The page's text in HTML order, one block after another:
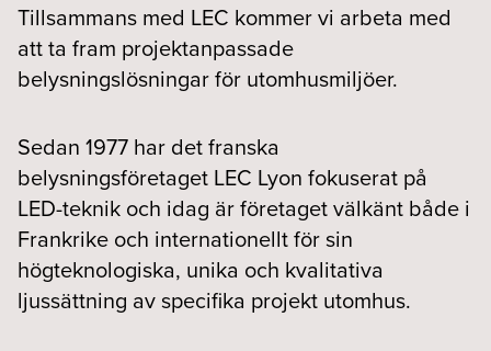
Tillsammans med LEC kommer vi arbeta med
att ta fram projektanpassade
belysningslösningar för utomhusmiljöer.⁠
Sedan 1977 har det franska
belysningsföretaget LEC Lyon fokuserat på
LED-teknik och idag är företaget välkänt både i
Frankrike och internationellt för sin
högteknologiska, unika och kvalitativa
ljussättning av specifika projekt utomhus.